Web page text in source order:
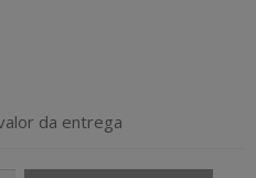
da entrega